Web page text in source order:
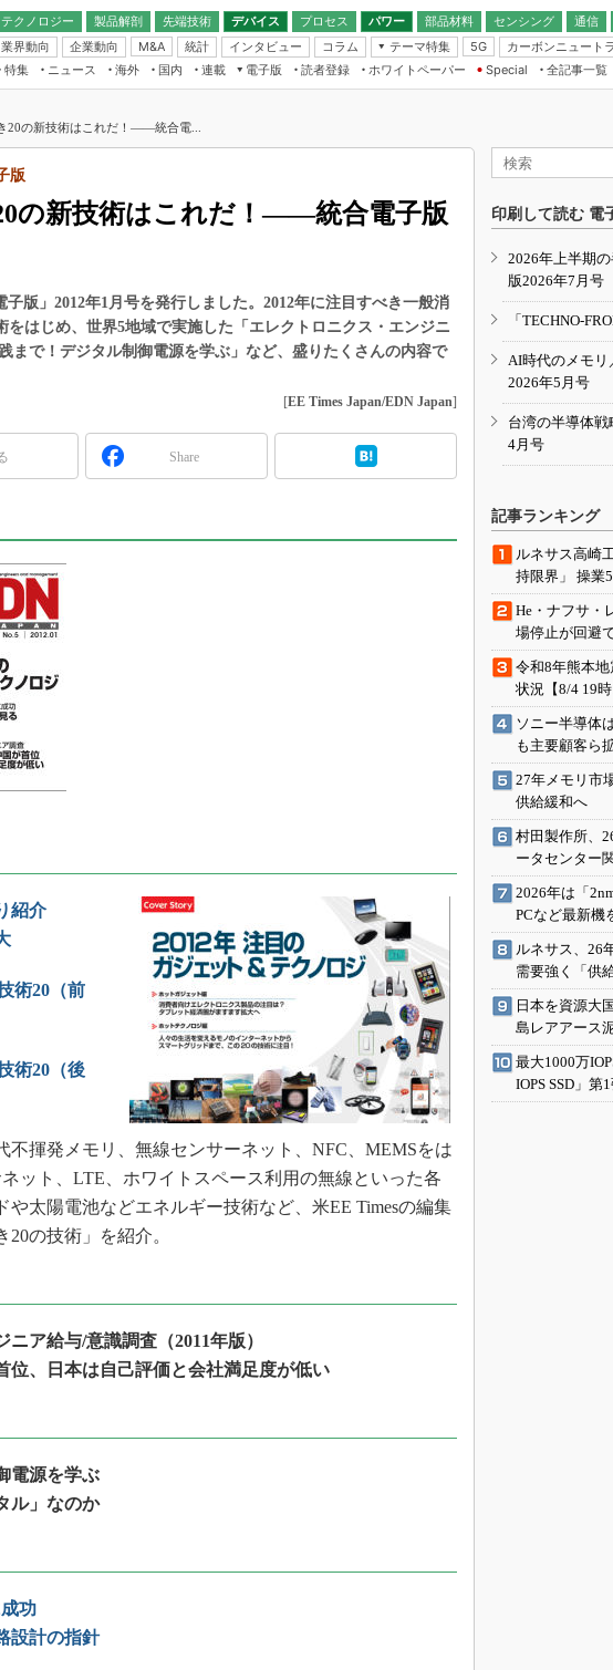
テクノロジー 製品解剖
先端技術
ルギー
デバイス
アナログ
マイコン
FPGA
プロセス パワー 部品材料 センシング
通信
無線
業界動向
企業動向 M&A 統計 インタビュー コラム
テーマ特集
フィジカルAI
読者調査（EE Times Research）
電源設計（EDN Japan）
エレクトロニクス入門（EDN
Japan）
5G カーボンニュート
IoT・エッジコンピューティング
EXPO
TECHNO-FRONTIER
人とくるま展
特集 ニュース 海外 国内
連載
昭のデバイス通信
上隆のナノフォーカス
聡の業界スコープ
介のエレ・組み込みプレイバ
流記
を「数字」で回してみよう
こること
分解で探るアジアの新トレンド
児エンジニア”が仕掛けた社内
ーションは日本を救うのか
発IoT通信
ナリスト「未来展望」
に愛されないエンジニア」の
新行動論
電子版
電子ブックレット
読者登録 ホワイトペーパー
Special
全記事一覧
20の新技術はこれだ！――統合電...
の新技術はこれだ！――統合電子版
版
子版」2012年1月号を発行しました。2012年に注目すべき一般消
はじめ、世界5地域で実施した「エレクトロニクス・エンジニ
まで！デジタル制御電源を学ぶ」など、盛りたくさんの内容で
[EE Times Japan/EDN Japan]
Share
紹介
術20（前
術20（後
不揮発メモリ、無線センサーネット、NFC、MEMSをは
ット、LTE、ホワイトスペース利用の無線といった各
太陽電池などエネルギー技術など、米EE Timesの編集
の技術」を紹介。
ア給与/意識調査（2011年版）
位、日本は自己評価と会社満足度が低い
電源を学ぶ
ル」なのか
功
設計の指針
印刷して読む 電
2026年上半期
版2026年7月号
「TECHNO-
AI時代のメモ
2026年5月号
台湾の半導体
4月号
記事ランキング
ルネサス高崎
持限界」 操業
He・ナフサ
場停止が回避
令和8年熊本
状況【8/4 19時
ソニー半導体
も主要顧客ら
27年メモリ市
供給緩和へ
村田製作所、
ータセンター
2026年は「
PCなど最新機
ルネサス、26
需要強く「供
日本を資源大
島レアアース
最大1000万
IOPS SSD」第